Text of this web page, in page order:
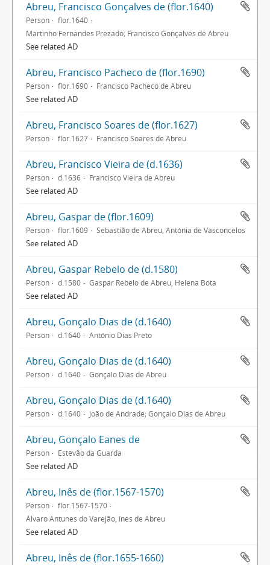
Abreu, Francisco Gonçalves de (flor.1640)
Person
flor.1640
Martinho Fernandes Prezado; Francisco Gonçalves de Abreu
See related AD
Abreu, Francisco Pacheco de (flor.1690)
Person flor.1690 Francisco Pacheco de Abreu
See related AD
Abreu, Francisco Soares de (flor.1627)
Person flor.1627 Francisco Soares de Abreu
Abreu, Francisco Vieira de (d.1636)
Person d.1636 Francisco Vieira de Abreu
See related AD
Abreu, Gaspar de (flor.1609)
Person flor.1609 Sebastião de Abreu, Antónia de Vasconcelos
See related AD
Abreu, Gaspar Rebelo de (d.1580)
Person d.1580 Gaspar Rebelo de Abreu, Helena Bota
See related AD
Abreu, Gonçalo Dias de (d.1640)
Person d.1640 António Dias Preto
Abreu, Gonçalo Dias de (d.1640)
Person d.1640 Gonçalo Dias de Abreu
Abreu, Gonçalo Dias de (d.1640)
Person d.1640 João de Andrade; Gonçalo Dias de Abreu
Abreu, Gonçalo Eanes de
Person Estêvão da Guarda
See related AD
Abreu, Inês de (flor.1567-1570)
Person
flor.1567-1570
Álvaro Antunes do Varejão, Inês de Abreu
See related AD
Abreu, Inês de (flor.1655-1660)